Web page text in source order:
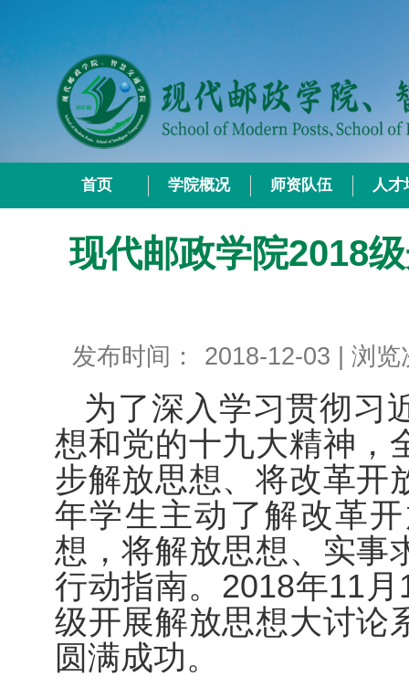
首页 学院概况 师资队伍 人才
现代邮政学院2018
发布时间： 2018-12-03 | 浏
为了深入学习贯彻习
想和党的十九大精神，
步解放思想、将改革开
年学生主动了解改革
想，将解放思想、实事
行动指南。 2018年11
级开展解放思想大讨论
圆满成功。